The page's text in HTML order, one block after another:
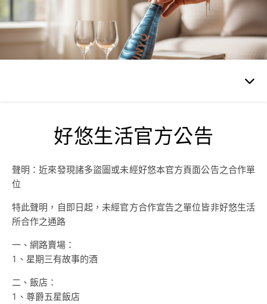
好悠生活官方公告
聲明：近來發現諸多盜圖或未經好悠本官方頁面公告之合作單
位
特此聲明，自即日起，未經官方合作宣告之單位皆非好悠生活
所合作之通路
一、網路賣場：
1、星期三有故事的酒
二、飯店：
1、尊爵五星飯店